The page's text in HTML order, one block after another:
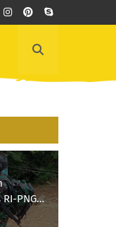
PNG